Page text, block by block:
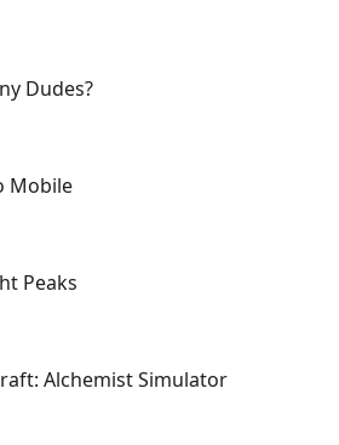
Dudes?
Mobile
Peaks
Alchemist Simulator